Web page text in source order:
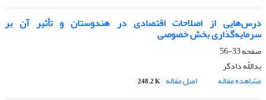
درس‌هایی از اصلاحات اقتصادی در هندوستان و تأثیر آن بر
سرمایه‌گذاری بخش خصوصی
صفحه33-56
یداللّه دادگر
مشاهده مقاله
اصل مقاله 248.2 K